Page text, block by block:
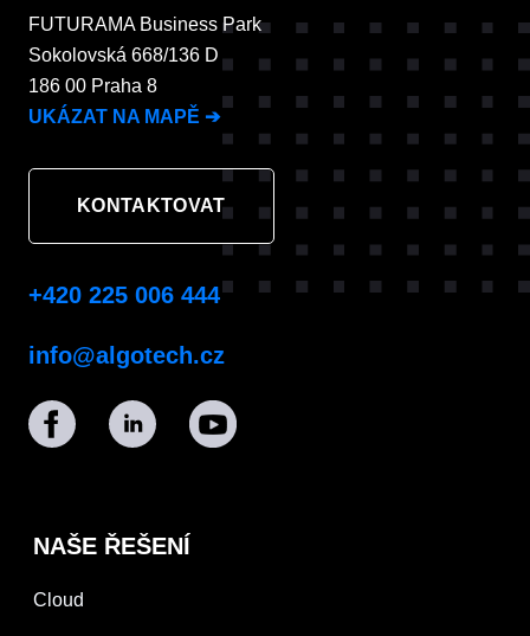
FUTURAMA Business Park
Sokolovská 668/136 D
186 00 Praha 8
UKÁZAT NA MAPĚ ➔
KONTAKTOVAT
+420 225 006 444
info@algotech.cz
NAŠE ŘEŠENÍ
Cloud